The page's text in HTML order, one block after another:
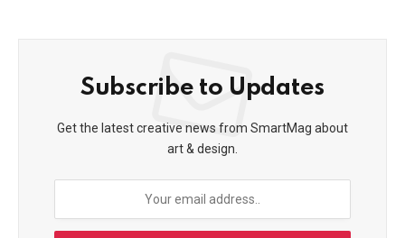
Subscribe to Updates
Get the latest creative news from SmartMag about
art & design.